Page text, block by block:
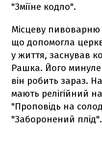
"Зміїне кодло".
Місцеву
що допомогла
у життя, заснував
Рашка. Його минуле
він робить зараз.
мають релігійний
"Проповідь на
"Заборонений плід".